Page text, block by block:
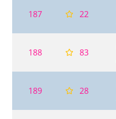
187 22
188 83
189 28